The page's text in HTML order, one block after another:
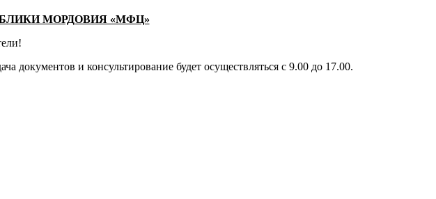
МОРДОВИЯ «МФЦ»
документов и консультирование будет осуществляться с 9.00 до 17.00.